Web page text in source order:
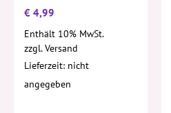
€ 4,99
Enthält 10% MwSt.
zzgl.Versand
Lieferzeit: nicht
angegeben